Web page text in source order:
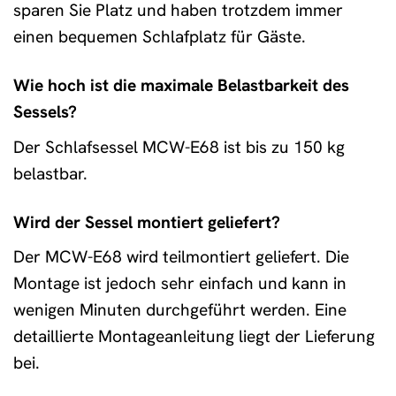
sparen Sie Platz und haben trotzdem immer
einen bequemen Schlafplatz für Gäste.
Wie hoch ist die maximale Belastbarkeit des
Sessels?
Der Schlafsessel MCW-E68 ist bis zu 150 kg
belastbar.
Wird der Sessel montiert geliefert?
Der MCW-E68 wird teilmontiert geliefert. Die
Montage ist jedoch sehr einfach und kann in
wenigen Minuten durchgeführt werden. Eine
detaillierte Montageanleitung liegt der Lieferung
bei.